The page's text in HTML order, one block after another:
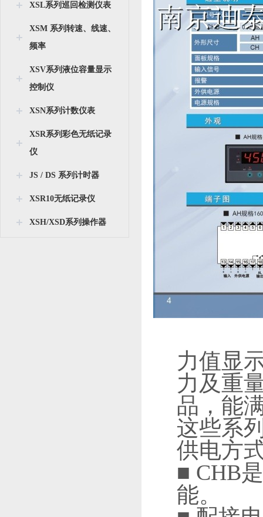
XSL系列巡回检测仪表
XSM 系列转速、线速、
频率
XSV系列液位容量显示
控制仪
XSN系列计数仪表
XSR系列彩色无纸记录
仪
JS / DS 系列计时器
XSR10无纸记录仪
XSH/XSD系列操作器
力值显
力及重
品，能
这些系
供电方
■ CHB
能。